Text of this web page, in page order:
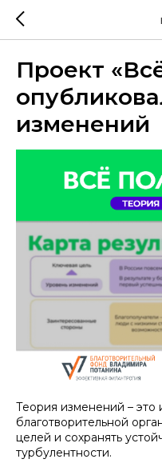
Проект
изменений
Теория изменений –
благотворительной
целей и сохранять
турбулентности.